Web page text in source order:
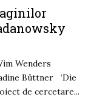
Wenders
Büttner ‘Die
de cercetare...